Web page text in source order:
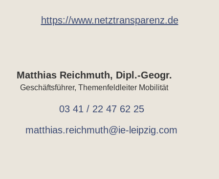
https://www.netztransparenz.de
Matthias Reichmuth, Dipl.-Geogr.
Geschäftsführer, Themenfeldleiter Mobilität
03 41 / 22 47 62 25
matthias.reichmuth@ie-leipzig.com